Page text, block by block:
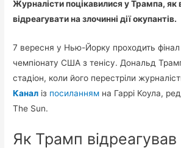
Журналісти поцікавилися у Трампа, як
відреагувати на злочинні дії окупантів.
7 вересня у Нью-Йорку проходить фінал
чемпіонату США з тенісу. Дональд
стадіон, коли його перестріли
Канал із посиланням на Гаррі Коула,
The Sun.
Як Трамп відреагував